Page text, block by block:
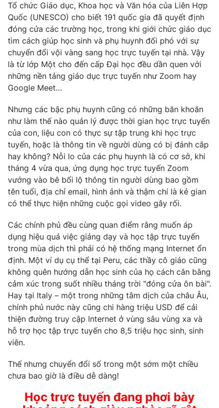
Video Shorts video
VTV Money VTV Thể thao
VTV Sức khoẻ Bất động sản
VTV4 Vươn mình bằng AI
VTV9 VTV8
Liên hệ tòa soạn English
THỜI BÁO VTV
Theo dõi báo trên
Cơ quan chủ quản:Đài Truyền hình Việt Nam
Cơ quan báo chí: Thời báo VTV
Giấy phép hoạt động báo in và báo điện tử số 483/GP-BTTTT
cấp ngày 29/12/2023
Tổng Biên tập:
Nguyễn Trọng Ninh
Tổng đài VTV:024.38 355 931 - 024.38 355 932
Ðiện thoại Thời báo VTV:024.66 897 897
Tổ chức Giáo dục, Khoa học và Văn hóa của Liên Hợp
Quốc (UNESCO) cho biết 191 quốc gia đã quyết định
đóng cửa các trường học, trong khi giới chức giáo dục
tìm cách giúp học sinh và phụ huynh đối phó với sự
chuyển đổi vội vàng sang học trực tuyến tại nhà. Vậy
là từ lớp Một cho đến cấp Đại học đều dần quen với
những nền tảng giáo dục trực tuyến như Zoom hay
Google Meet…
Nhưng các bậc phụ huynh cũng có những băn khoăn
như làm thế nào quản lý được thời gian học trực tuyến
của con, liệu con có thực sự tập trung khi học trực
tuyến, hoặc là thông tin về người dùng có bị đánh cắp
hay không? Nỗi lo của các phụ huynh là có cơ sở, khi
tháng 4 vừa qua, ứng dụng học trực tuyến Zoom
vướng vào bê bối lộ thông tin người dùng bao gồm
tên tuổi, địa chỉ email, hình ảnh và thậm chí là kẻ gian
có thể thực hiện những cuộc gọi video gây rối.
Các chính phủ đều cùng quan điểm rằng muốn áp
dụng hiệu quả việc giảng dạy và học tập trực tuyến
trong mùa dịch thì phải có hệ thống mạng Internet ổn
định. Một ví dụ cụ thể tại Peru, các thầy cô giáo cũng
không quên hướng dẫn học sinh của họ cách cân bằng
cảm xúc trong suốt nhiều tháng trời "đóng cửa ôn bài".
Hay tại Italy – một trong những tâm dịch của châu Âu,
chính phủ nước này cũng chi hàng triệu USD để cải
thiện đường truy cập Internet ở vùng sâu vùng xa và
hỗ trợ học tập trực tuyến cho 8,5 triệu học sinh, sinh
viên.
Thế nhưng chuyển đổi số trong một sớm một chiều
chưa bao giờ là điều dễ dàng!
Học trực tuyến đang phơi bày